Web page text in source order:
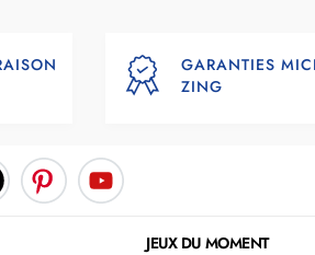
GARANTIES
ZING
JEUX DU MOMENT